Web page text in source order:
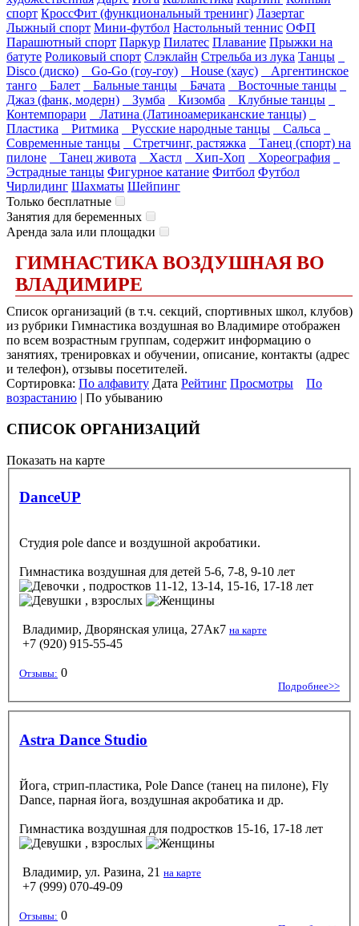
спорт КроссФит (функциональный тренинг) Лазертаг
Лыжный спорт Мини-футбол Настольный теннис ОФП
Парашютный спорт Паркур Пилатес Плавание Прыжки на
батуте Роликовый спорт Слэклайн Стрельба из лука Танцы
Disco (диско)
Go-Go (гоу-гоу) House (хаус)
Аргентинское
танго
Балет Бальные танцы Бачата
Восточные танцы
Джаз (фанк, модерн)
Зумба Кизомба
Клубные танцы
Контемпорари
Латина (Латиноамериканские танцы)
Пластика
Ритмика Русские народные танцы
Сальса
Современные танцы
Стретчинг, растяжка
Танец (спорт) на
пилоне
Танец живота Хастл Хип-Хоп
Хореография
Эстрадные танцы Фигурное катание Фитбол Футбол
Чирлидинг Шахматы Шейпинг
Только бесплатные
Занятия для беременных
Аренда зала или площадки
ГИМНАСТИКА ВОЗДУШНАЯ ВО
ВЛАДИМИРЕ
Список организаций (в т.ч. секций, спортивных школ, клубов)
из рубрики Гимнастика воздушная во Владимире отображен
по всем возрастным группам, содержит информацию о
занятиях, тренировках и обучении, описание, контакты (адрес
и телефон), отзывы посетителей.
Сортировка: По алфавиту Дата Рейтинг Просмотры
По
возрастанию | По убыванию
СПИСОК ОРГАНИЗАЦИЙ
Показать на карте
DanceUP
Студия pole dance и воздушной акробатики.
Гимнастика воздушная для детей 5-6, 7-8, 9-10 лет
, подростков 11-12, 13-14, 15-16, 17-18 лет
, взрослых
Владимир, Дворянская улица, 27Ак7 на карте
+7 (920) 915-55-45
Отзывы: 0
Подробнее>>
Astra Dance Studio
Йога, стрип-пластика, Pole Dance (танец на пилоне), Fly
Dance, парная йога, воздушная акробатика и др.
Гимнастика воздушная для подростков 15-16, 17-18 лет
, взрослых
Владимир, ул. Разина, 21 на карте
+7 (999) 070-49-09
Отзывы: 0